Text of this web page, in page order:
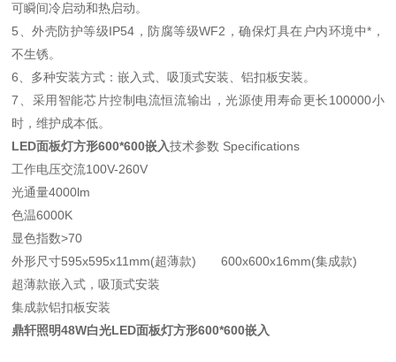
可瞬间冷启动和热启动。
5、外壳防护等级IP54，防腐等级WF2，确保灯具在户内环境中*，
不生锈。
6、多种安装方式：嵌入式、吸顶式安装、铝扣板安装。
7、采用智能芯片控制电流恒流输出，光源使用寿命更长100000小
时，维护成本低。
LED面板灯方形600*600嵌入技术参数 Specifications
工作电压交流100V-260V
光通量4000lm
色温6000K
显色指数>70
外形尺寸595x595x11mm(超薄款) 600x600x16mm(集成款)
超薄款嵌入式，吸顶式安装
集成款铝扣板安装
鼎轩照明48W白光LED面板灯方形600*600嵌入